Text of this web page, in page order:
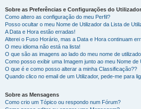
Sobre as Preferências e Configurações do Utilizador
Como altero as configuração do meu Perfil?
Posso ocultar o meu Nome de Utilizador da Lista de
A Data e Hora estão erradas!
Alterei o Fuso Horário, mas a Data e Hora continuam
O meu idioma não está na lista!
O que são as imagens ao lado do meu nome de
Como posso exibir uma Imagem junto ao meu Nome de
O que é e como posso alterar a minha Classificação??
Quando clico no email de um Utilizador, pede-me para
Sobre as Mensagens
Como crio um Tópico ou respondo num Fórum?